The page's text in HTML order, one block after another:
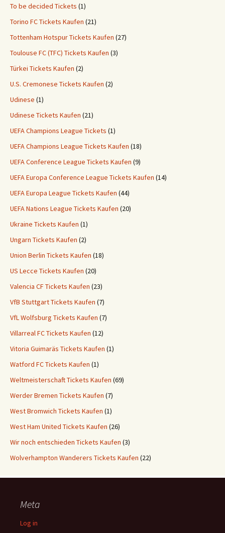
To be decided Tickets (1)
Torino FC Tickets Kaufen (21)
Tottenham Hotspur Tickets Kaufen (27)
Toulouse FC (TFC) Tickets Kaufen (3)
Türkei Tickets Kaufen (2)
U.S. Cremonese Tickets Kaufen (2)
Udinese (1)
Udinese Tickets Kaufen (21)
UEFA Champions League Tickets (1)
UEFA Champions League Tickets Kaufen (18)
UEFA Conference League Tickets Kaufen (9)
UEFA Europa Conference League Tickets Kaufen (14)
UEFA Europa League Tickets Kaufen (44)
UEFA Nations League Tickets Kaufen (20)
Ukraine Tickets Kaufen (1)
Ungarn Tickets Kaufen (2)
Union Berlin Tickets Kaufen (18)
US Lecce Tickets Kaufen (20)
Valencia CF Tickets Kaufen (23)
VfB Stuttgart Tickets Kaufen (7)
VfL Wolfsburg Tickets Kaufen (7)
Villarreal FC Tickets Kaufen (12)
Vitoria Guimaräs Tickets Kaufen (1)
Watford FC Tickets Kaufen (1)
Weltmeisterschaft Tickets Kaufen (69)
Werder Bremen Tickets Kaufen (7)
West Bromwich Tickets Kaufen (1)
West Ham United Tickets Kaufen (26)
Wir noch entschieden Tickets Kaufen (3)
Wolverhampton Wanderers Tickets Kaufen (22)
Meta
Log in